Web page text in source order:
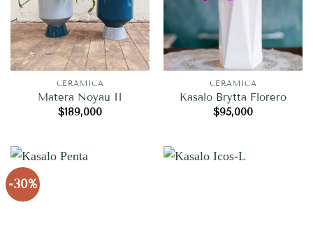
CERÁMICA
Matera Noyau II
$189,000
CERÁMICA
Kasalo Brytta Florero
$95,000
-30%